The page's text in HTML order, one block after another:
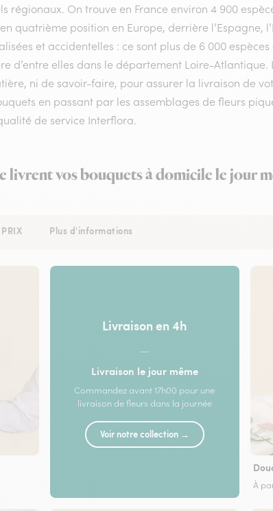
régionaux. On trouve en France environ 4 900
quatrième position en Europe, derrière l’Espagne,
et accidentelles : ce sont plus de 6 000
d’entre elles dans le département Loire-Atlantique.
ni de savoir-faire, pour assurer la livraison de
en passant par les assemblages de fleurs
de service Interflora.
vos bouquets à domicile le jour
Plus d'informations
Livraison en 4h
—
Livraison le jour même
Commandez avant 17h00 pour une
livraison de fleurs dans la journée
Voir notre collection →
À